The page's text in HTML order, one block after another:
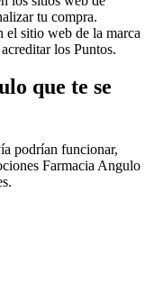
tu compra.
el sitio web de la marca
los Puntos.
que te se
podrían funcionar,
Farmacia Angulo